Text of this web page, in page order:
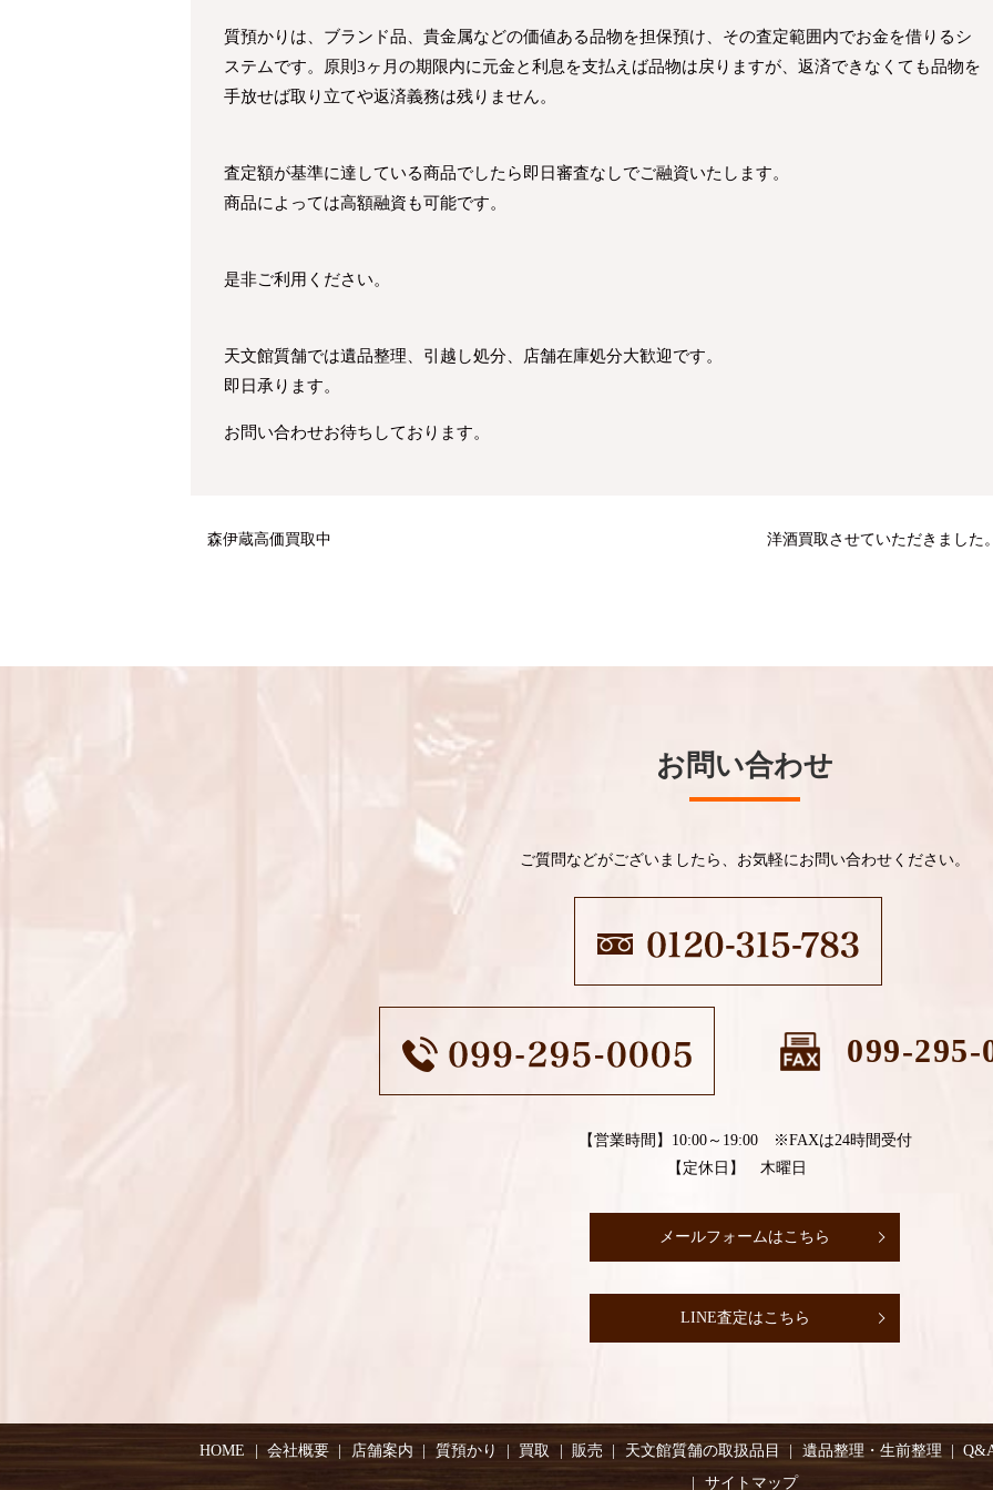
質預かりは、ブランド品、貴金属などの価値ある品物を担保預け、その査定範囲内でお金を借りるシ
ステムです。原則3ヶ月の期限内に元金と利息を支払えば品物は戻りますが、返済できなくても品物を
手放せば取り立てや返済義務は残りません。
査定額が基準に達している商品でしたら即日審査なしでご融資いたします。
商品によっては高額融資も可能です。
是非ご利用ください。
天文館質舗では遺品整理、引越し処分、店舗在庫処分大歓迎です。
即日承ります。
お問い合わせお待ちしております。
森伊蔵高価買取中 洋酒買取させていただきました
お問い合わせ
ご質問などがございましたら、お気軽にお問い合わせください。
099-295-
【営業時間】10:00～19:00 ※FAXは24時間受付
【定休日】 木曜日
メールフォームはこちら
LINE査定はこちら
HOME 会社概要 店舗案内 質預かり 買取 販売 天文館質舗の取扱品目 遺品整理・生前整理
サイトマップ